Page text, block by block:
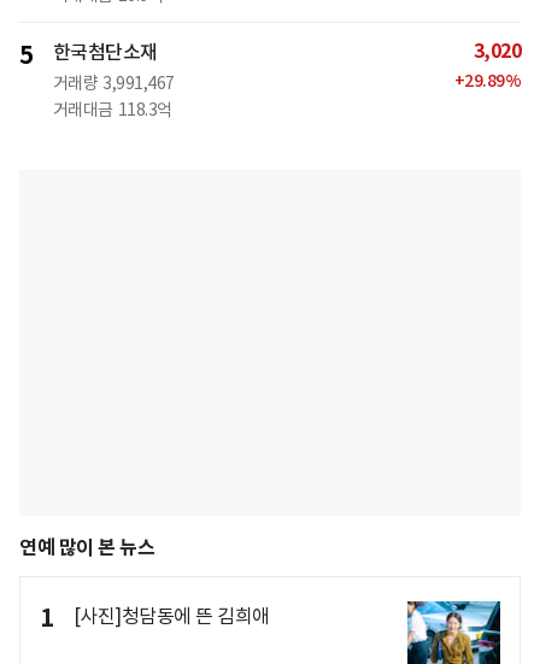
5 한국첨단소재
거래량 3,991,467
거래대금 118.3억
3,020
+29.89%
연예 많이 본 뉴스
1 [사진]청담동에 뜬 김희애